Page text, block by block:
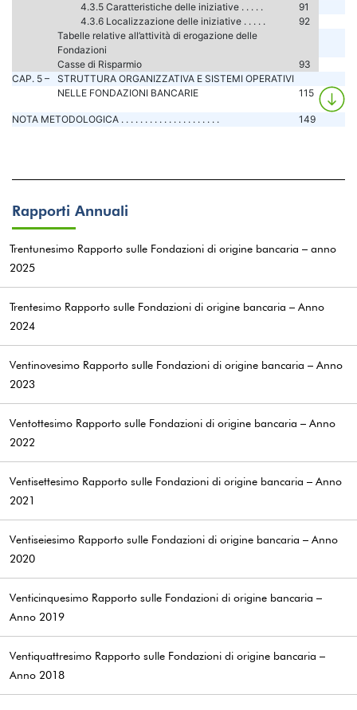
4.3.5 Caratteristiche delle iniziative . . . . .
91
4.3.6 Localizzazione delle iniziative . . . . .
92
Tabelle relative all’attività di erogazione delle
Fondazioni
Casse di Risparmio
93
CAP. 5 –
STRUTTURA ORGANIZZATIVA E SISTEMI OPERATIVI
NELLE FONDAZIONI BANCARIE
115
NOTA METODOLOGICA . . . . . . . . . . . . . . . . . . . . . 149
Rapporti Annuali
Trentunesimo Rapporto sulle Fondazioni di origine bancaria – anno
2025
Trentesimo Rapporto sulle Fondazioni di origine bancaria – Anno
2024
Ventinovesimo Rapporto sulle Fondazioni di origine bancaria – Anno
2023
Ventottesimo Rapporto sulle Fondazioni di origine bancaria – Anno
2022
Ventisettesimo Rapporto sulle Fondazioni di origine bancaria – Anno
2021
Ventiseiesimo Rapporto sulle Fondazioni di origine bancaria – Anno
2020
Venticinquesimo Rapporto sulle Fondazioni di origine bancaria –
Anno 2019
Ventiquattresimo Rapporto sulle Fondazioni di origine bancaria –
Anno 2018